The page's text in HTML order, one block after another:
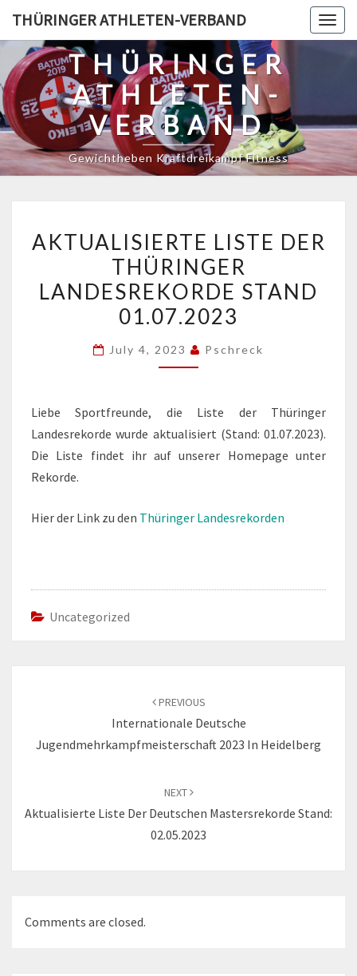
content
THÜRINGER ATHLETEN-VERBAND
THÜRINGER
ATHLETEN-
VERBAND
Gewichtheben Kraftdreikampf Fitness
LISTE
DER
THÜRINGER
LANDESREKORDE
01.07.2023
AKTUALISIERTE LISTE DER
THÜRINGER
LANDESREKORDE STAND
01.07.2023
July 4, 2023 Pschreck
Liebe Sportfreunde, die Liste der Thüringer
Landesrekorde wurde aktualisiert (Stand: 01.07.2023).
Die Liste findet ihr auf unserer Homepage unter
Rekorde.
Hier der Link zu den Thüringer Landesrekorden
Uncategorized
PREVIOUS
Internationale Deutsche
Jugendmehrkampfmeisterschaft 2023 In Heidelberg
NEXT
Aktualisierte Liste Der Deutschen Mastersrekorde Stand:
02.05.2023
Comments are closed.